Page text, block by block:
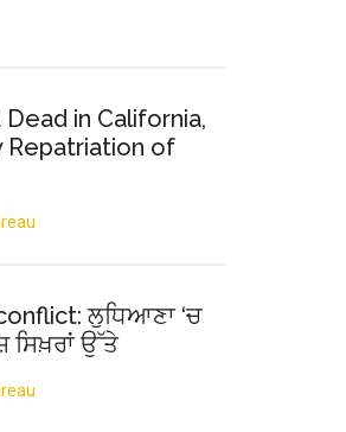
in California,
Repatriation of
ਲੁਧਿਆਣਾ ‘ਚ
ਸਿਖ਼ਰਾਂ ਉੱਤੇ